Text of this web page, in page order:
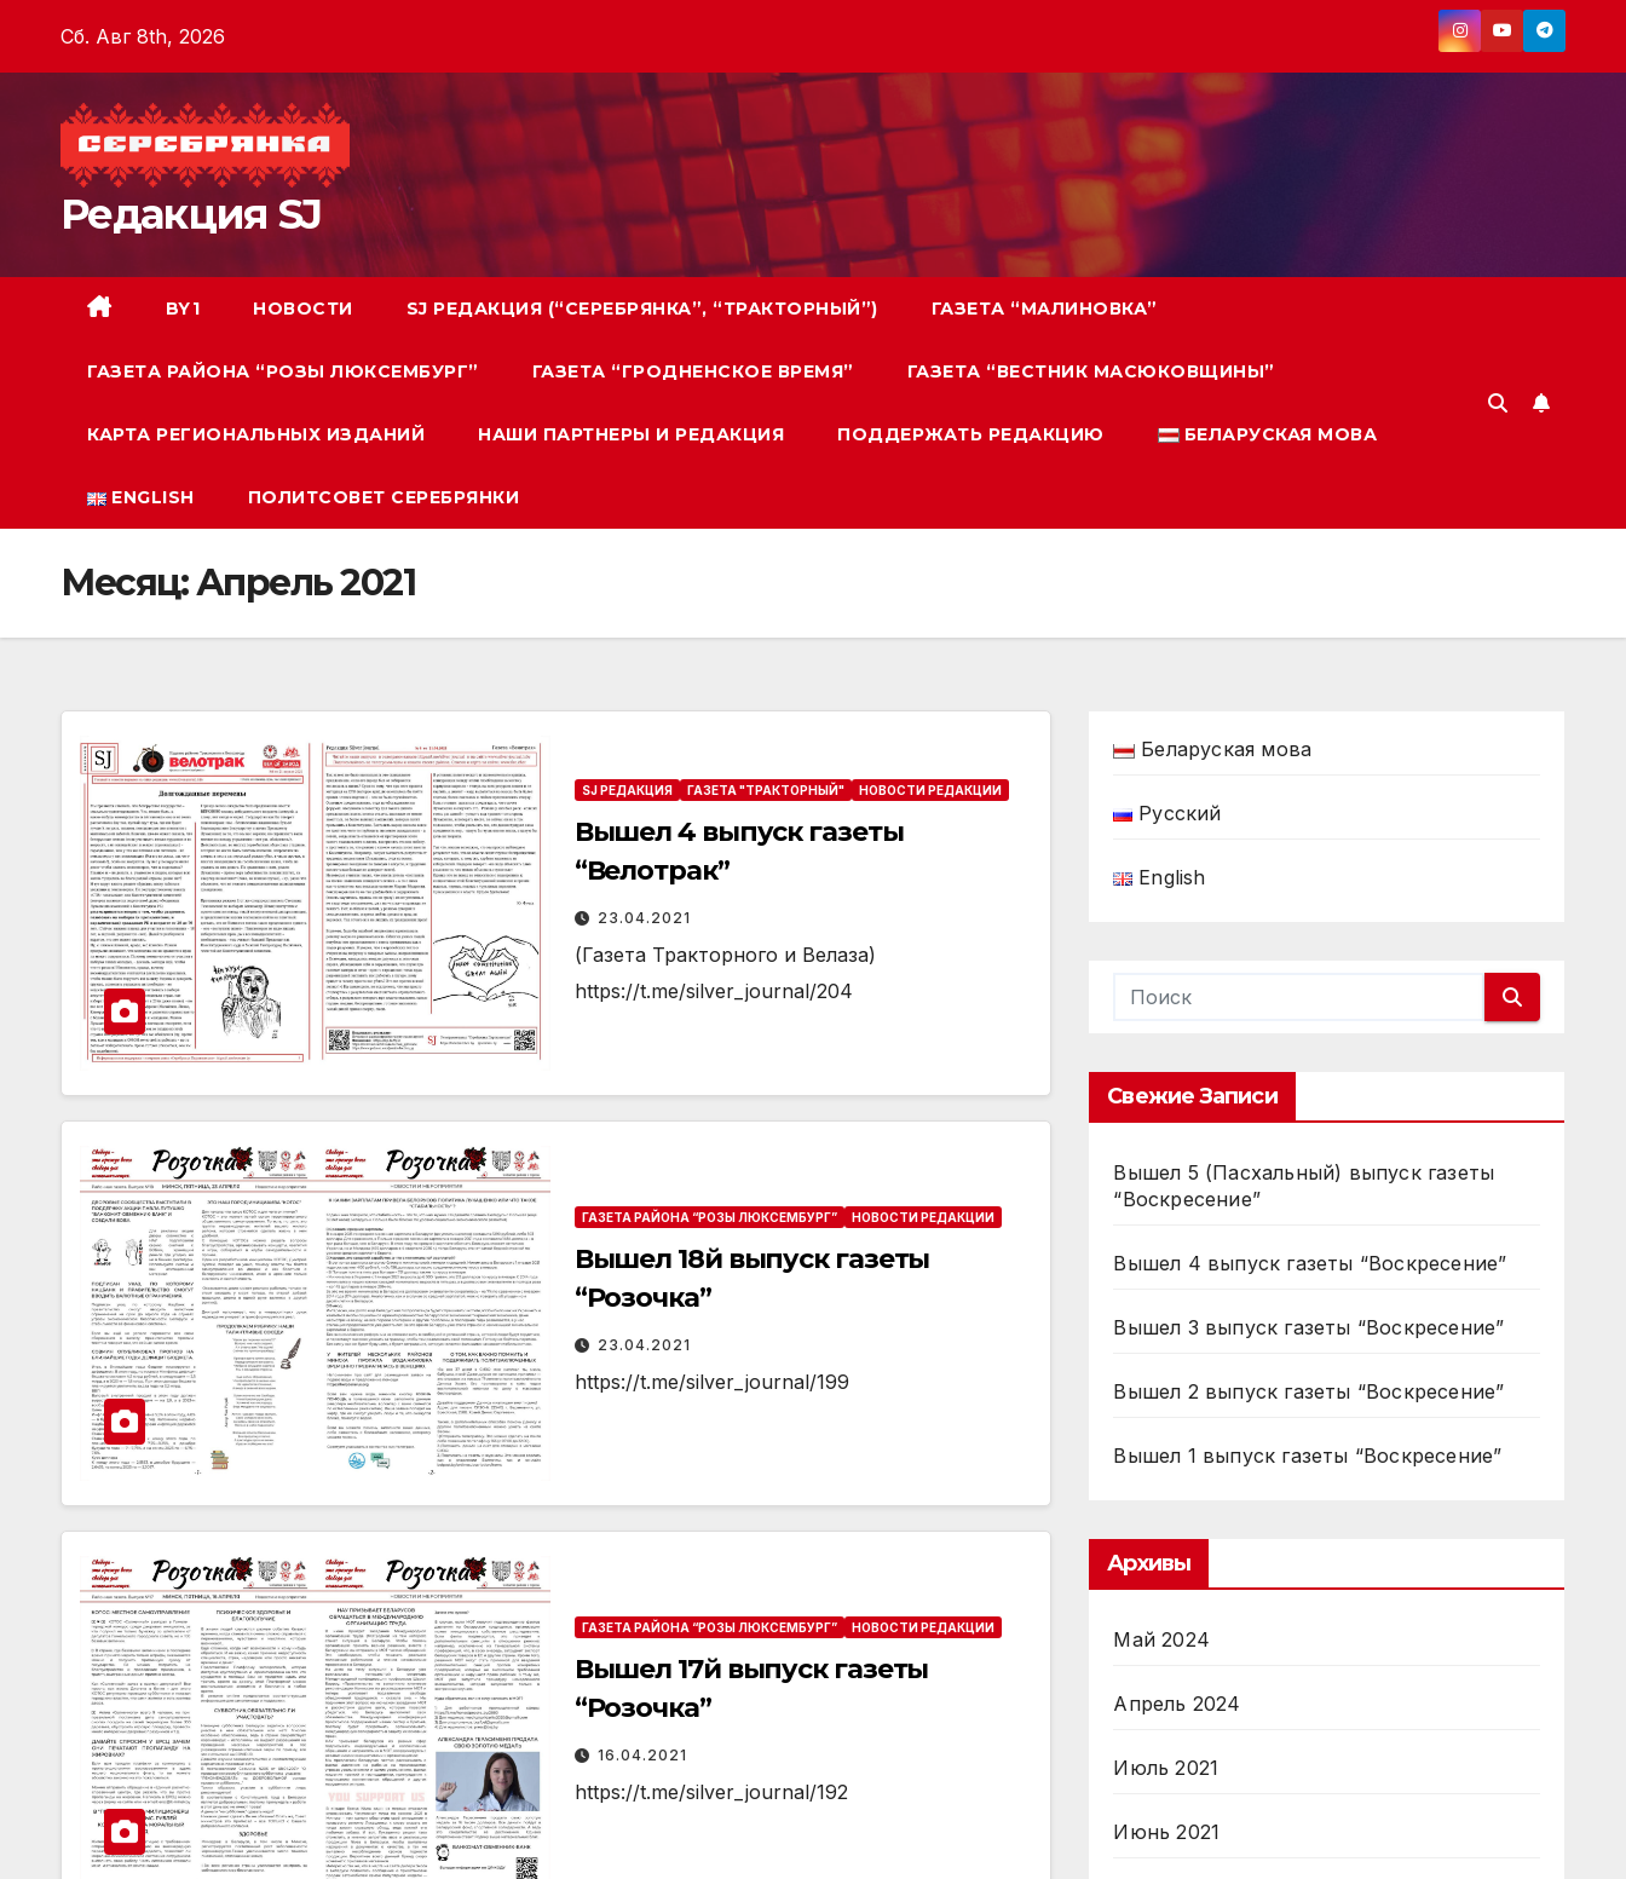
Сб. Авг 8th, 2026
Редакция SJ
BY1 НОВОСТИ SJ РЕДАКЦИЯ (“СЕРЕБРЯНКА”, “ТРАКТОРНЫЙ”) ГАЗЕТА “МАЛИНОВКА”
ГАЗЕТА РАЙОНА “РОЗЫ ЛЮКСЕМБУРГ” ГАЗЕТА “ГРОДНЕНСКОЕ ВРЕМЯ” ГАЗЕТА “ВЕСТНИК МАСЮКОВЩИНЫ”
КАРТА РЕГИОНАЛЬНЫХ ИЗДАНИЙ НАШИ ПАРТНЕРЫ И РЕДАКЦИЯ ПОДДЕРЖАТЬ РЕДАКЦИЮ БЕЛАРУСКАЯ МОВА
ENGLISH ПОЛИТСОВЕТ СЕРЕБРЯНКИ
Месяц:Апрель 2021
SJ РЕДАКЦИЯ ГАЗЕТА "ТРАКТОРНЫЙ" НОВОСТИ РЕДАКЦИИ
Вышел 4 выпуск газеты
“Велотрак”
23.04.2021
(Газета Тракторного и Велаза)
https://t.me/silver_journal/204
ГАЗЕТА РАЙОНА “РОЗЫ ЛЮКСЕМБУРГ” НОВОСТИ РЕДАКЦИИ
Вышел 18й выпуск газеты
“Розочка”
23.04.2021
https://t.me/silver_journal/199
ГАЗЕТА РАЙОНА “РОЗЫ ЛЮКСЕМБУРГ” НОВОСТИ РЕДАКЦИИ
Вышел 17й выпуск газеты
“Розочка”
16.04.2021
https://t.me/silver_journal/192
Беларуская мова
Русский
English
Свежие Записи
Вышел 5 (Пасхальный) выпуск газеты
“Воскресение”
Вышел 4 выпуск газеты “Воскресение”
Вышел 3 выпуск газеты “Воскресение”
Вышел 2 выпуск газеты “Воскресение”
Вышел 1 выпуск газеты “Воскресение”
Архивы
Май 2024
Апрель 2024
Июль 2021
Июнь 2021